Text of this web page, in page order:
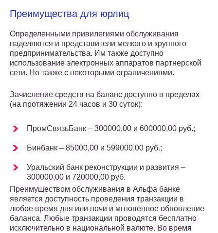
Преимущества для юрлиц
Определенными привилегиями обслуживания
наделяются и представители мелкого и крупного
предпринимательства. Им также доступно
использование электронных аппаратов партнерской
сети. Но также с некоторыми ограничениями.
Зачисление средств на баланс доступно в пределах
(на протяжении 24 часов и 30 суток):
ПромСвязьБанк – 300000,00 и 600000,00 руб.;
Бинбанк – 85000,00 и 599000,00 руб.;
Уральский банк реконструкции и развития –
300000,00 и 720000,00 руб.
Преимуществом обслуживания в Альфа банке
является доступность проведения транзакции в
любое время дня или ночи и мгновенное обновление
баланса. Любые транзакции проводятся бесплатно
исключительно в национальной валюте. Во время